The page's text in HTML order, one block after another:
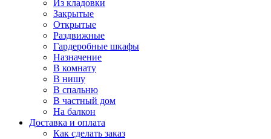
Из кладовки
Закрытые
Открытые
Раздвижные
Гардеробные шкафы
Назначение
В комнату
В нишу
В спальню
В частный дом
На балкон
Доставка и оплата
Как сделать заказ